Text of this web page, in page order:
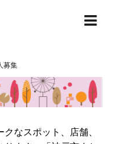
募集
なスポット、店舗、